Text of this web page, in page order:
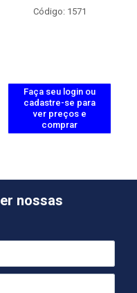
Código: 1571
Faça seu login ou
cadastre-se para
ver preços e
comprar
nossas